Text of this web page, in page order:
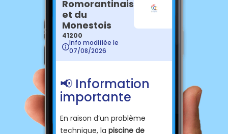
Romorantinais
et du
Monestois
41200
Info modifiée le
07/08/2026
📢 Information
importante
En raison d’un problème
technique, la piscine de